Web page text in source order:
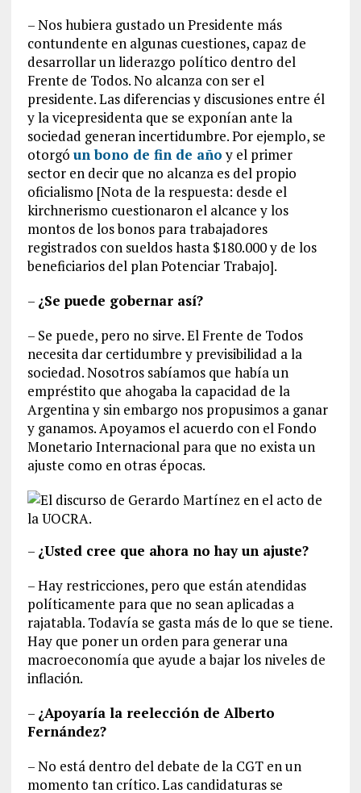
– Nos hubiera gustado un Presidente más
contundente en algunas cuestiones, capaz de
desarrollar un liderazgo político dentro del
Frente de Todos. No alcanza con ser el
presidente. Las diferencias y discusiones entre él
y la vicepresidenta que se exponían ante la
sociedad generan incertidumbre. Por ejemplo, se
otorgó un bono de fin de añoy el primer
sector en decir que no alcanza es del propio
oficialismo [Nota de la respuesta: desde el
kirchnerismo cuestionaron el alcance y los
montos de los bonos para trabajadores
registrados con sueldos hasta $180.000 y de los
beneficiarios del plan Potenciar Trabajo].
– ¿Se puede gobernar así?
– Se puede, pero no sirve. El Frente de Todos
necesita dar certidumbre y previsibilidad a la
sociedad. Nosotros sabíamos que había un
empréstito que ahogaba la capacidad de la
Argentina y sin embargo nos propusimos a ganar
y ganamos. Apoyamos el acuerdo con el Fondo
Monetario Internacional para que no exista un
ajuste como en otras épocas.
– ¿Usted cree que ahora no hay un ajuste?
– Hay restricciones, pero que están atendidas
políticamente para que no sean aplicadas a
rajatabla. Todavía se gasta más de lo que se tiene.
Hay que poner un orden para generar una
macroeconomía que ayude a bajar los niveles de
inflación.
– ¿Apoyaría la reelección de Alberto
Fernández?
– No está dentro del debate de la CGT en un
momento tan crítico. Las candidaturas se